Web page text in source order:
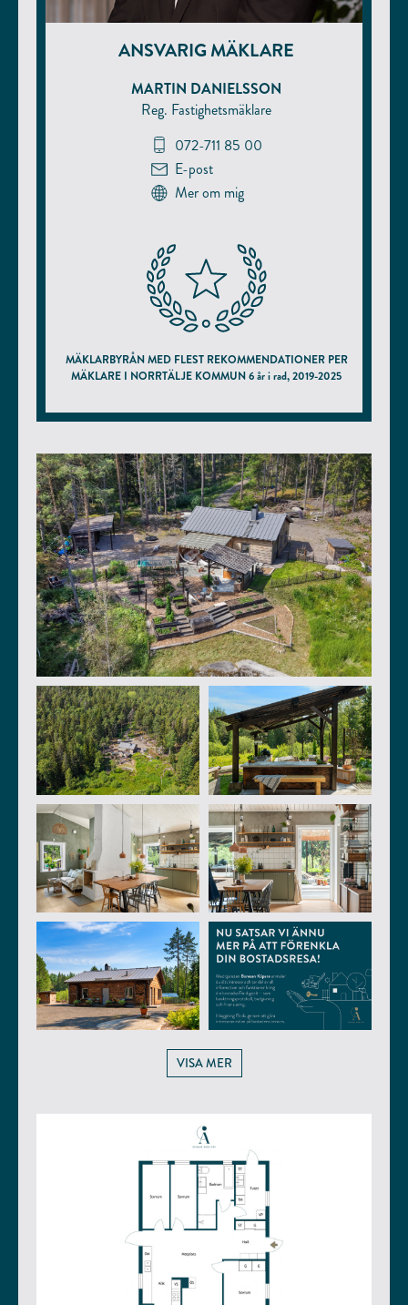
ANSVARIG MÄKLARE
MARTIN DANIELSSON
Reg. Fastighetsmäklare
072-711 85 00
E-post
Mer om mig
MÄKLARBYRÅN MED FLEST REKOMMENDATIONER PER
MÄKLARE I NORRTÄLJE KOMMUN 6 år i rad, 2019-2025
VISA MER